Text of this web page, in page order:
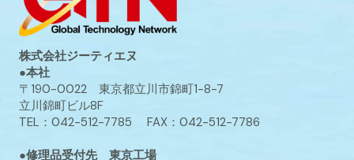
株式会社ジーティエヌ
●本社
〒190-0022 東京都立川市錦町1-8-7
立川錦町ビル8F
TEL：042-512-7785 FAX：042-512-7786
●修理品受付先 東京工場